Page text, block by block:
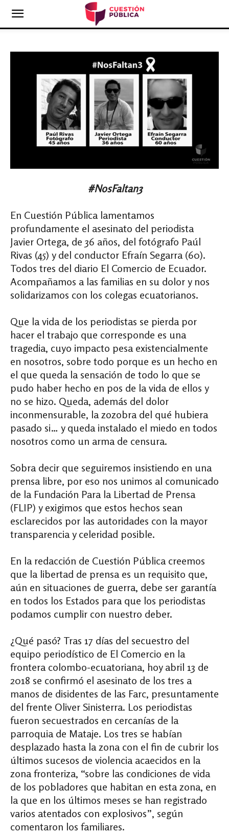
#NosFaltan3
En Cuestión Pública lamentamos
profundamente el asesinato del periodista
Javier Ortega, de 36 años, del fotógrafo Paúl
Rivas (45) y del conductor Efraín Segarra (60).
Todos tres del diario El Comercio de Ecuador.
Acompañamos a las familias en su dolor y nos
solidarizamos con los colegas ecuatorianos.
Que la vida de los periodistas se pierda por
hacer el trabajo que corresponde es una
tragedia, cuyo impacto pesa existencialmente
en nosotros, sobre todo porque es un hecho en
el que queda la sensación de todo lo que se
pudo haber hecho en pos de la vida de ellos y
no se hizo. Queda, además del dolor
inconmensurable, la zozobra del qué hubiera
pasado si… y queda instalado el miedo en todos
nosotros como un arma de censura.
Sobra decir que seguiremos insistiendo en una
prensa libre, por eso nos unimos al comunicado
de la Fundación Para la Libertad de Prensa
(FLIP) y exigimos que estos hechos sean
esclarecidos por las autoridades con la mayor
transparencia y celeridad posible.
En la redacción de Cuestión Pública creemos
que la libertad de prensa es un requisito que,
aún en situaciones de guerra, debe ser garantía
en todos los Estados para que los periodistas
podamos cumplir con nuestro deber.
¿Qué pasó? Tras 17 días del secuestro del
equipo periodístico de El Comercio en la
frontera colombo-ecuatoriana, hoy abril 13 de
2018 se confirmó el asesinato de los tres a
manos de disidentes de las Farc, presuntamente
del frente Oliver Sinisterra. Los periodistas
fueron secuestrados en cercanías de la
parroquia de Mataje. Los tres se habían
desplazado hasta la zona con el fin de cubrir los
últimos sucesos de violencia acaecidos en la
zona fronteriza, “sobre las condiciones de vida
de los pobladores que habitan en esta zona, en
la que en los últimos meses se han registrado
varios atentados con explosivos”, según
comentaron los familiares.